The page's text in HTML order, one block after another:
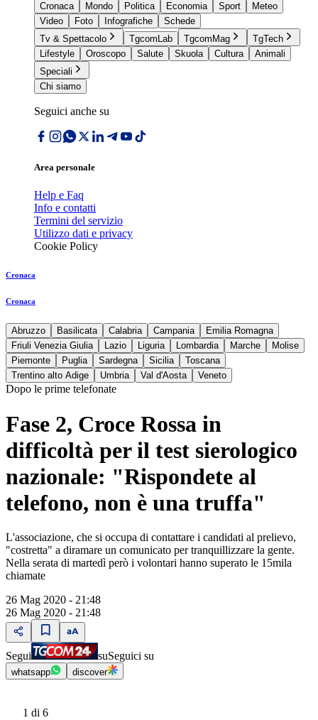
Cronaca
Mondo Politica Economia Sport
Meteo
Video
Foto Infografiche
Schede
Tv & Spettacolo
TgcomLab TgcomMag
TgTech
Lifestyle
Oroscopo Salute Skuola Cultura
Animali
Speciali
Chi siamo
Seguici anche su
Area personale
Help e Faq
Info e contatti
Termini del servizio
Utilizzo dati e privacy
Cookie Policy
Cronaca
Cronaca
Abruzzo Basilicata Calabria Campania
Emilia Romagna
Friuli Venezia Giulia
Lazio Liguria Lombardia Marche
Molise
Piemonte
Puglia Sardegna Sicilia
Toscana
Trentino alto Adige
Umbria Val d'Aosta Veneto
Dopo le prime telefonate
Fase 2, Croce Rossa in
difficoltà per il test sierologico
nazionale: "Rispondete al
telefono, non è una truffa"
L'associazione, che si occupa di contattare i candidati al prelievo,
"costretta" a diramare un comunicato per tranquillizzare la gente.
Nella serata di martedì però i volontari hanno superato le 15mila
chiamate
26 Mag 2020 - 21:48
26 Mag 2020 - 21:48
Segui suSeguici su
whatsapp discover
1 di 6